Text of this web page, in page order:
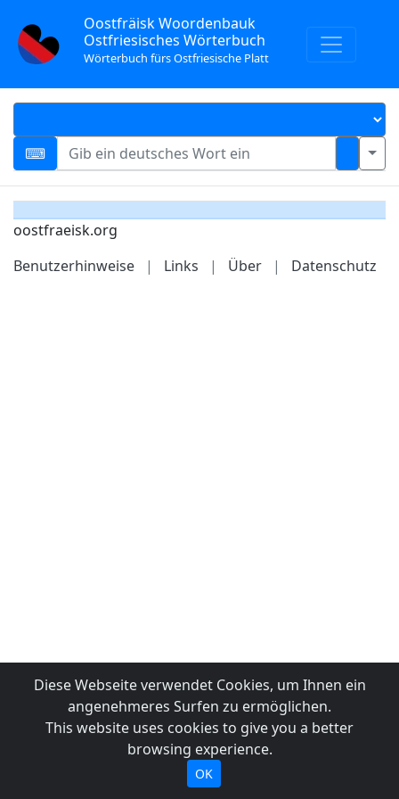
Oostfräisk Woordenbauk
Ostfriesisches Wörterbuch
Wörterbuch fürs Ostfriesische Platt
oostfraeisk.org
Benutzerhinweise
| Links | Über | Datenschutz
Diese Webseite verwendet Cookies, um Ihnen ein
angenehmeres Surfen zu ermöglichen.
This website uses cookies to give you a better
browsing experience.
OK